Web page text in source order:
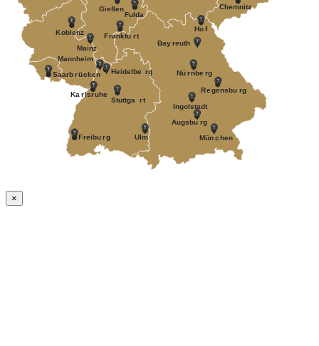
Ulm Mün chen
Nürnbe rg
Augsbu rg
Ingolstadt
Regensbu rg
Stuttga rt
Freibu rg
Karlsruhe
Mannheim
Mainz
Koblenz Frankfu rt
Heidelbe rg
Chemnitz
Fulda
Saarb rüc ken
Bayreuth
Ho f
Gießen
×